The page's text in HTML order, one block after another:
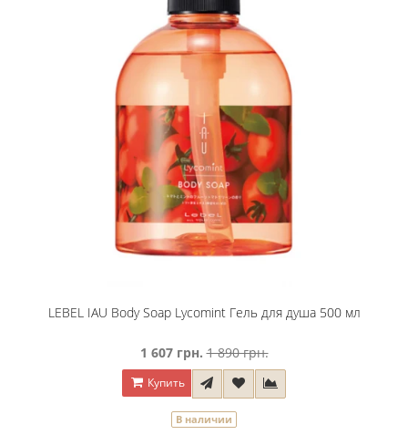
LEBEL IAU Body Soap Lycomint Гель для душа 500 мл
1 607 грн. 1 890 грн.
Купить
В наличии